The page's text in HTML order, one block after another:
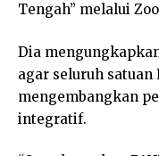
Tengah” melalui
Dia
agar seluruh satuan
mengembangkan
integratif.